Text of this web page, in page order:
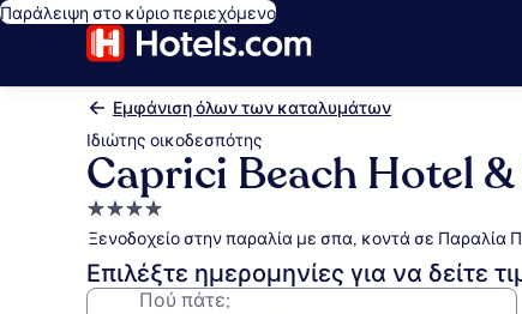
Παράλειψη στο κύριο περιεχόμενο
Εμφάνιση όλων των καταλυμάτων
Ιδιώτης οικοδεσπότης
Caprici Beach Hotel &
Κατάλυμα
με
4.0
αστέρια
Ξενοδοχείο στην παραλία με σπα, κοντά σε Παραλία
Επιλέξτε ημερομηνίες για να δείτε
Πού πάτε;